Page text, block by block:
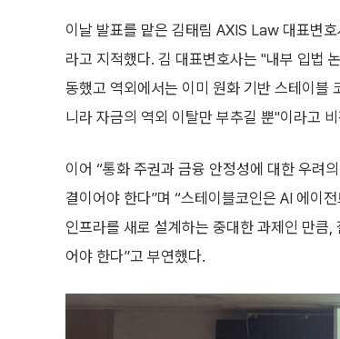
이날 발표를 맡은 김태림 AXIS Law 대표변
라고 지적했다. 김 대표변호사는 "내부 입법
동했고 역외에서는 이미 원화 기반 스테이
니라 자금의 역외 이탈만 부추길 뿐"이라고
이어 “통화 주권과 금융 안정성에 대한 우려
결이어야 한다”며 “스테이블코인은 AI 에이
인프라를 새로 설계하는 중대한 과제인 만큼
어야 한다”고 부연했다.